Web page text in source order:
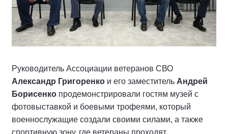
Руководитель Ассоциации ветеранов СВО
Александр Григоренко и его заместитель Андрей
Борисенко продемонстрировали гостям музей с
фотовыставкой и боевыми трофеями, который
военнослужащие создали своими силами, а также
спортивную зону, где ветераны проходят